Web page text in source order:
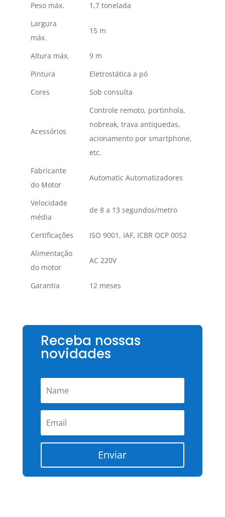
Peso máx.
1,7 tonelada
Largura
máx.
15 m
Altura máx.
9 m
Pintura
Eletrostática a pó
Cores
Sob consulta
Acessórios
Controle remoto, portinhola,
nobreak, trava antiquedas,
acionamento por smartphone,
etc.
Fabricante
do Motor
Automatic Automatizadores
Velocidade
média
de 8 a 13 segundos/metro
Certificações
ISO 9001, IAF, ICBR OCP 0052
Alimentação
do motor
AC 220V
Garantia 12 meses
Receba nossas
novidades
Enviar